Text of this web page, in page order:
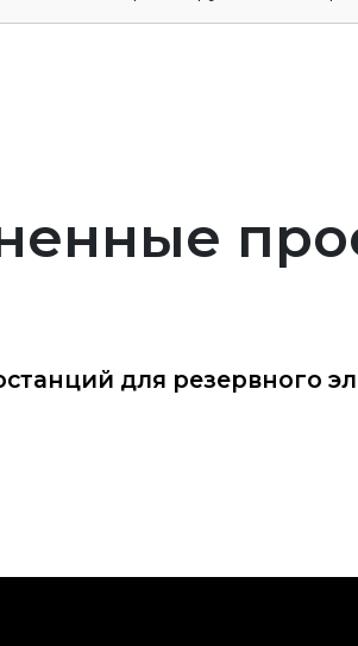
для резервного